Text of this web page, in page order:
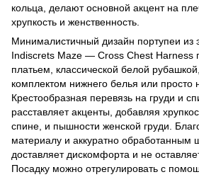
кольца, делают основной акцент на
хрупкость и женственность.
Минималистичный дизайн портупеи из
Indiscrets Maze — Cross Chest Harness
платьем, классической белой
комплектом нижнего белья или просто
Крестообразная перевязь на груди и
расставляет акценты, добавляя
спине, и пышности женской груди.
материалу и аккуратно обработанным
доставляет дискомфорта и не
Посадку можно отрегулировать с